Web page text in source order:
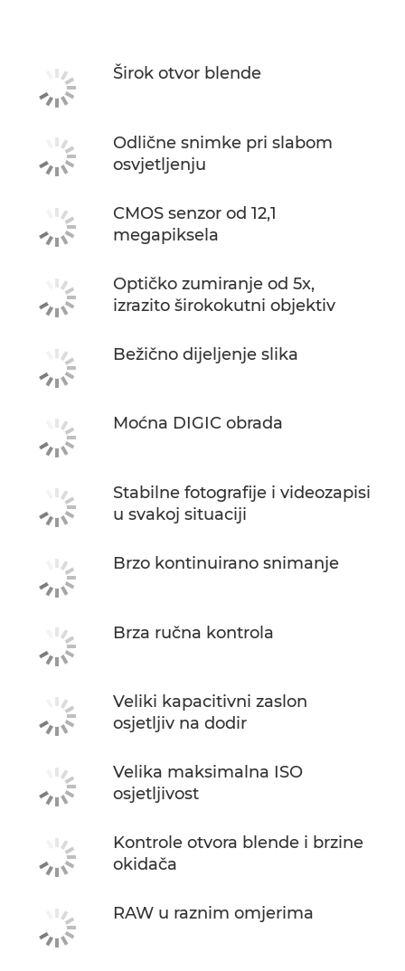
Širok otvor blende
Odlične snimke pri slabom
osvjetljenju
CMOS senzor od 12,1
megapiksela
Optičko zumiranje od 5x,
izrazito širokokutni objektiv
Bežično dijeljenje slika
Moćna DIGIC obrada
Stabilne fotografije i videozapisi
u svakoj situaciji
Brzo kontinuirano snimanje
Brza ručna kontrola
Veliki kapacitivni zaslon
osjetljiv na dodir
Velika maksimalna ISO
osjetljivost
Kontrole otvora blende i brzine
okidača
RAW u raznim omjerima